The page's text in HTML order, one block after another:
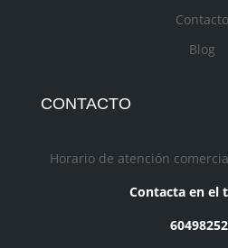
Contacto
Blog
CONTACTO
Horario de atención
Contacta en el